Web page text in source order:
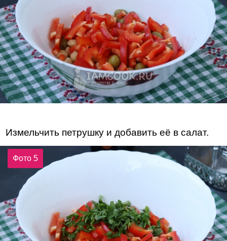
Измельчить петрушку и добавить её в салат.
Фото 5